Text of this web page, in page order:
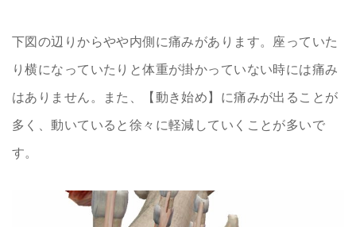
下図の辺りからやや内側に痛みがあります。座っていた
り横になっていたりと体重が掛かっていない時には痛み
はありません。また、【動き始め】に痛みが出ることが
多く、動いていると徐々に軽減していくことが多いで
す。